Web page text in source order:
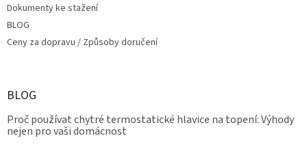
Dokumenty ke stažení
BLOG
Ceny za dopravu / Způsoby doručení
BLOG
Proč používat chytré termostatické hlavice na topení: Výhody
nejen pro vaši domácnost